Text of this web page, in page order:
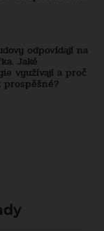
odpovídají na
Jaké
využívají a proč